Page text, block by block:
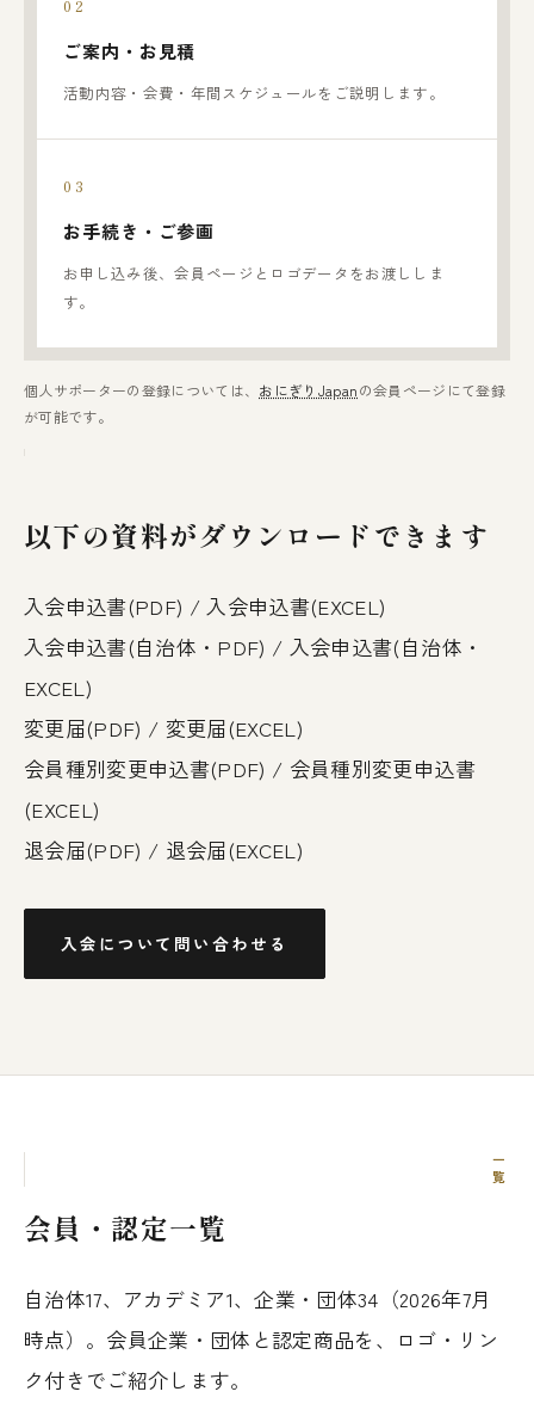
ご案内・お見積
活動内容・会費・年間スケジュールをご説明します。
お手続き・ご参画
お申し込み後、会員ページとロゴデータをお渡ししま
す。
個人サポーターの登録については、 おにぎりJapanの会員ページにて登録
が可能です。
以下の資料がダウンロードできます
入会申込書(PDF) /入会申込書(EXCEL)
入会申込書(自治体・PDF) / 入会申込書(自治体・
EXCEL)
変更届(PDF) / 変更届(EXCEL)
会員種別変更申込書(PDF) / 会員種別変更申込書
(EXCEL)
退会届(PDF) / 退会届(EXCEL)
入会について問い合わせる
一覧
会員・認定一覧
自治体17、アカデミア1、企業・団体34（2026年7月
時点）。会員企業・団体と認定商品を、ロゴ・リン
ク付きでご紹介します。